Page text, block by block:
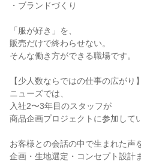
・ブランドづくり
「服が好き」を、
販売だけで終わらせない。
そんな働き方ができる職場です。
【少人数ならではの仕事の広がり】
ニューズでは、
入社2〜3年目のスタッフが
商品企画プロジェクトに参加して
お客様との会話の中で生まれた声
企画・生地選定・コンセプト設計